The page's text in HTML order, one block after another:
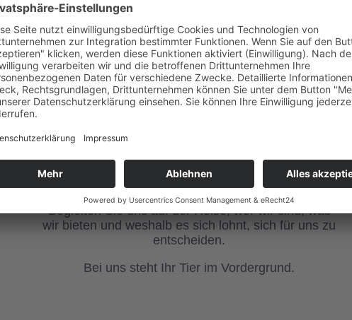
Geschichten sind toll.
Selbst erleben ist
besser.
Begleiten Sie uns auf der Reise, wer wir sind, was
wir bieten und weshalb es sich lohnt, sich für uns zu
entscheiden.
Bei uns steht Ihr Tier im Vordergrund.